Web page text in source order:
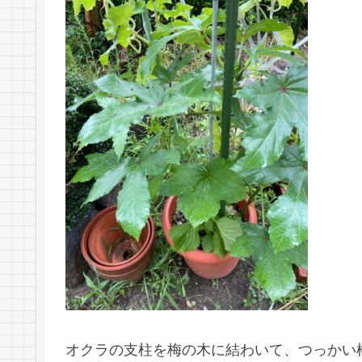
オクラの支柱を梅の木に結わいて、つっかい